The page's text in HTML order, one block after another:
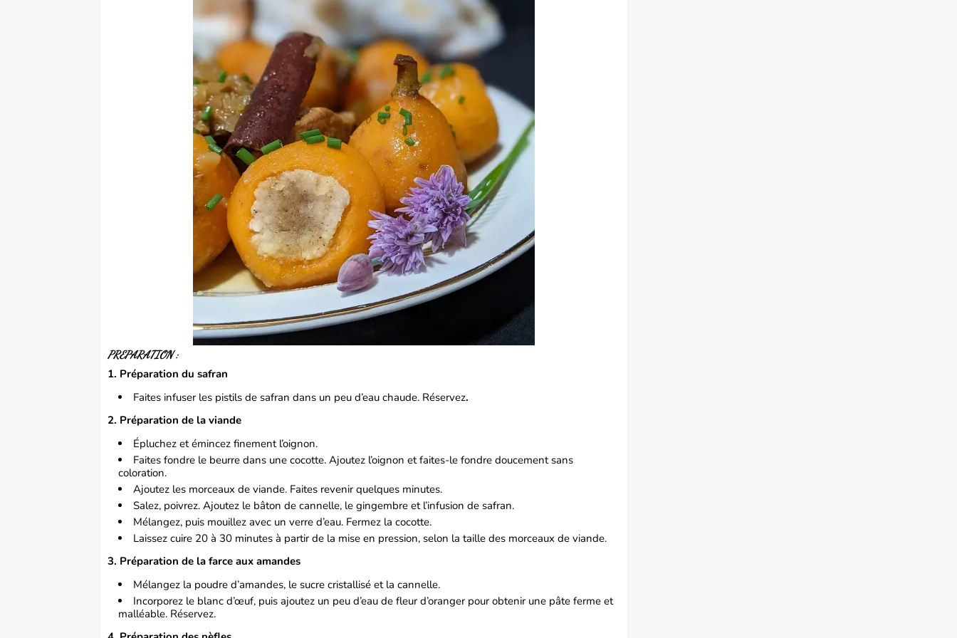
PREPARATION :
1. Préparation du safran
Faites infuser les pistils de safran dans un peu d’eau chaude. Réservez.
2. Préparation de la viande
Épluchez et émincez finement l’oignon.
Faites fondre le beurre dans une cocotte. Ajoutez l’oignon et faites-le fondre doucement sans
coloration.
Ajoutez les morceaux de viande. Faites revenir quelques minutes.
Salez, poivrez. Ajoutez le bâton de cannelle, le gingembre et l’infusion de safran.
Mélangez, puis mouillez avec un verre d’eau. Fermez la cocotte.
Laissez cuire 20 à 30 minutes à partir de la mise en pression, selon la taille des morceaux de viande.
3. Préparation de la farce aux amandes
Mélangez la poudre d’amandes, le sucre cristallisé et la cannelle.
Incorporez le blanc d’œuf, puis ajoutez un peu d’eau de fleur d’oranger pour obtenir une pâte ferme et
malléable. Réservez.